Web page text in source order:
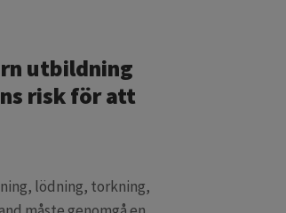
utbildning
risk för att
lödning, torkning,